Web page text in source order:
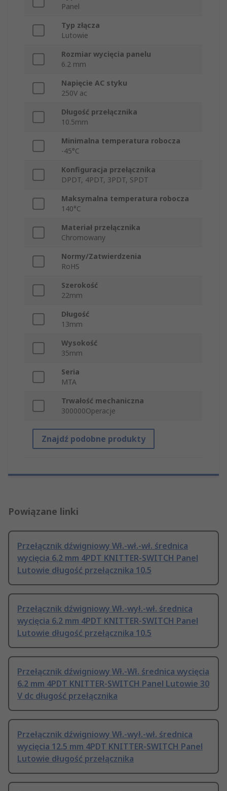
Panel
Typ złącza
Lutowie
Rozmiar wycięcia panelu
6.2 mm
Napięcie AC styku
250V ac
Długość przełącznika
10.5mm
Minimalna temperatura robocza
-45°C
Konfiguracja przełącznika
DPDT, 4PDT, 3PDT, SPDT
Maksymalna temperatura robocza
140°C
Materiał przełącznika
Chromowany
Normy/Zatwierdzenia
RoHS
Szerokość
22mm
Długość
13mm
Wysokość
35mm
Seria
MTA
Trwałość mechaniczna
300000Operacje
Znajdź podobne produkty
Powiązane linki
Przełącznik dźwigniowy Wł.-wł.-wł. średnica
wycięcia 6.2 mm 4PDT KNITTER-SWITCH Panel
Lutowie długość przełącznika 10.5
Przełącznik dźwigniowy Wł.-wył.-wł. średnica
wycięcia 6.2 mm 4PDT KNITTER-SWITCH Panel
Lutowie długość przełącznika 10.5
Przełącznik dźwigniowy Wł.-Wł. średnica wycięcia
6.2 mm 4PDT KNITTER-SWITCH Panel Lutowie 30
V dc długość przełącznika
Przełącznik dźwigniowy Wł.-wył.-wł. średnica
wycięcia 12.5 mm 4PDT KNITTER-SWITCH Panel
Lutowie długość przełącznika